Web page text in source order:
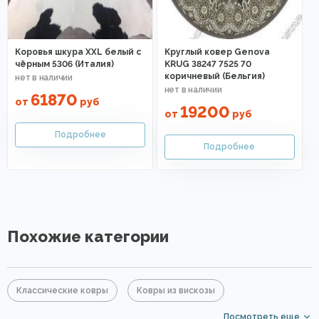
Коровья шкура XXL белый с
чёрным 5306 (Италия)
от 61870 руб
Круглый ковер Genova
KRUG 38247 7525 70
коричневый (Бельгия)
от 19200 руб
Похожие категории
Классические ковры Ковры из вискозы
Посмотреть еще